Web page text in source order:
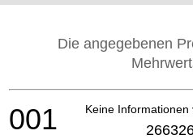
Die angegebenen
Keine Informationen
001